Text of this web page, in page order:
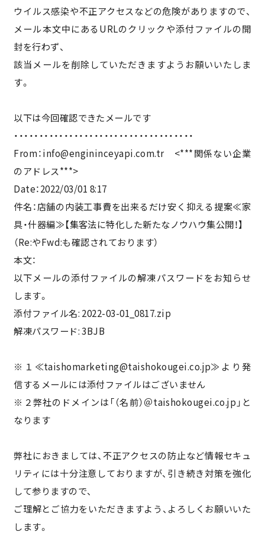
会社情報
ウイルス感染や不正アクセスなどの危険がありますので、
メール本文中にあるURLのクリックや添付ファイルの開
封を行わず、
該当メールを削除していただきますようお願いいたしま
す。
以下は今回確認できたメールです
・・・・・・・・・・・・・・・・・・・・・・・・・・・・・・・・・・・・
From：info@engininceyapi.com.tr <***関係ない企業
のアドレス***>
Date：2022/03/01 8:17
件名：店舗の内装工事費を出来るだけ安く抑える提案≪家
具・什器編≫【集客法に特化した新たなノウハウ集公開！】
（Re:やFwd:も確認されております）
本文：
以下メールの添付ファイルの解凍パスワードをお知らせ
します。
添付ファイル名: 2022-03-01_0817.zip
解凍パスワード: 3BJB
※１≪taishomarketing@taishokougei.co.jp≫より発
信するメールには添付ファイルはございません
※２弊社のドメインは「（名前）＠taishokougei.co.jp」と
なります
弊社におきましては、不正アクセスの防止など情報セキュ
リティには十分注意しておりますが、引き続き対策を強化
して参りますので、
ご理解とご協力をいただきますよう、よろしくお願いいた
します。